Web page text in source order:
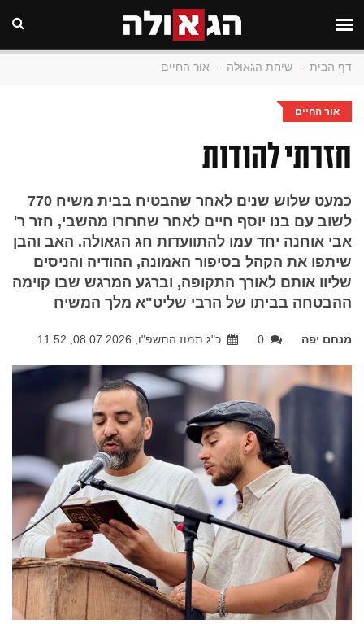
דף הבית - שיחת הגאולה - אור החיים
אור החיים
חזרתי להודות
כמעט שלוש שנים לאחר שהבטיח בבית משיח 770
לשוב עם בנו יוסף חיים לאחר שחרורו מהשבי, חזר ר'
אבי אוחנה יחד עמו להתוועדות חג הגאולה. האב והבן
שיתפו את הקהל בסיפור האמונה, ההודיה והניסים
שליוו אותם לאורך התקופה, וברגע המרגש שבו קוימה
ההבטחה בביתו של הרבי שליט"א מלך המשיח
מנחם יפה 0 כ"ג תמוז התשפ"ו, 08.07.2026, 11:52